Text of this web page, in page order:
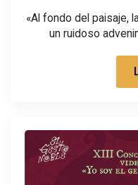
«Al fondo del paisaje,
un ruidoso